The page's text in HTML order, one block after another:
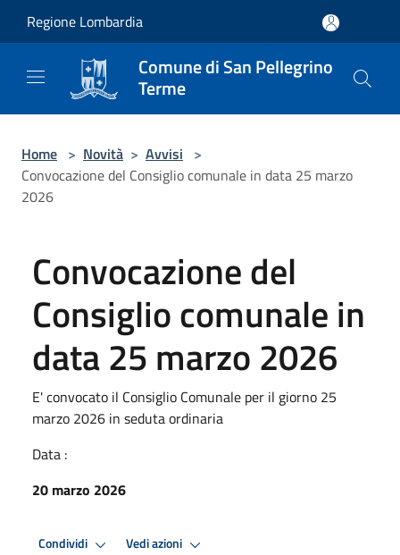
Regione Lombardia
Comune di San Pellegrino
Terme
Home > Novità > Avvisi >
Convocazione del Consiglio comunale in data 25 marzo
2026
Convocazione del
Consiglio comunale in
data 25 marzo 2026
E' convocato il Consiglio Comunale per il giorno 25
marzo 2026 in seduta ordinaria
Data :
20 marzo 2026
Condividi Vedi azioni